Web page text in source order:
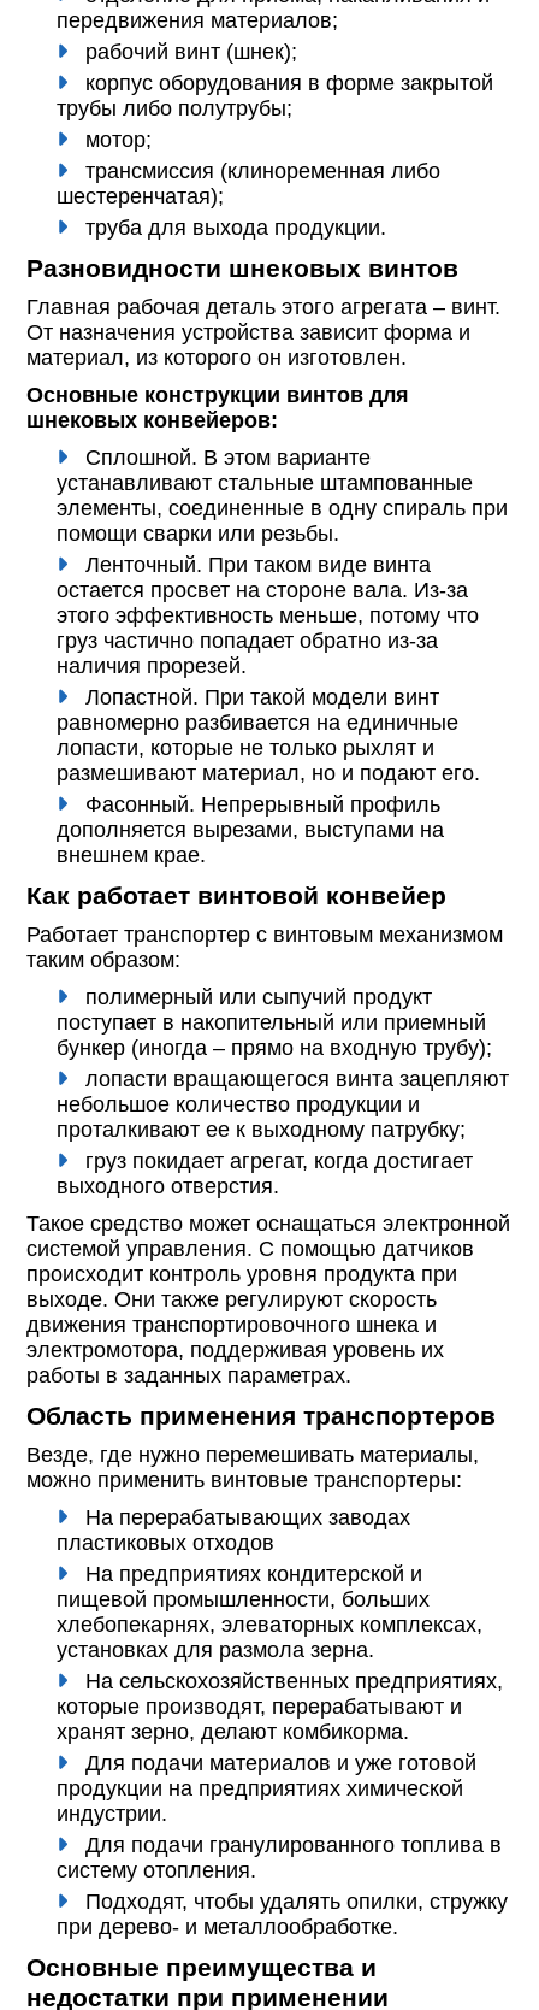
передвижения материалов;
рабочий винт (шнек);
корпус оборудования в форме закрытой
трубы либо полутрубы;
мотор;
трансмиссия (клиноременная либо
шестеренчатая);
труба для выхода продукции.
Разновидности шнековых винтов
Главная рабочая деталь этого агрегата – винт.
От назначения устройства зависит форма и
материал, из которого он изготовлен.
Основные конструкции винтов для
шнековых конвейеров:
Сплошной. В этом варианте
устанавливают стальные штампованные
элементы, соединенные в одну спираль при
помощи сварки или резьбы.
Ленточный. При таком виде винта
остается просвет на стороне вала. Из-за
этого эффективность меньше, потому что
груз частично попадает обратно из-за
наличия прорезей.
Лопастной. При такой модели винт
равномерно разбивается на единичные
лопасти, которые не только рыхлят и
размешивают материал, но и подают его.
Фасонный. Непрерывный профиль
дополняется вырезами, выступами на
внешнем крае.
Как работает винтовой конвейер
Работает транспортер с винтовым механизмом
таким образом:
полимерный или сыпучий продукт
поступает в накопительный или приемный
бункер (иногда – прямо на входную трубу);
лопасти вращающегося винта зацепляют
небольшое количество продукции и
проталкивают ее к выходному патрубку;
груз покидает агрегат, когда достигает
выходного отверстия.
Такое средство может оснащаться электронной
системой управления. С помощью датчиков
происходит контроль уровня продукта при
выходе. Они также регулируют скорость
движения транспортировочного шнека и
электромотора, поддерживая уровень их
работы в заданных параметрах.
Область применения транспортеров
Везде, где нужно перемешивать материалы,
можно применить винтовые транспортеры:
На перерабатывающих заводах
пластиковых отходов
На предприятиях кондитерской и
пищевой промышленности, больших
хлебопекарнях, элеваторных комплексах,
установках для размола зерна.
На сельскохозяйственных предприятиях,
которые производят, перерабатывают и
хранят зерно, делают комбикорма.
Для подачи материалов и уже готовой
продукции на предприятиях химической
индустрии.
Для подачи гранулированного топлива в
систему отопления.
Подходят, чтобы удалять опилки, стружку
при дерево- и металлообработке.
Основные преимущества и
недостатки при применении